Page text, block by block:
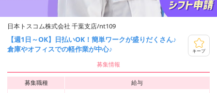
日本トスコム株式会社 千葉支店/nt109
【週1日～OK】日払いOK！簡単ワークが盛りだくさん♪
倉庫やオフィスでの軽作業が中心♪
キープ
募集情報
募集職種
給与